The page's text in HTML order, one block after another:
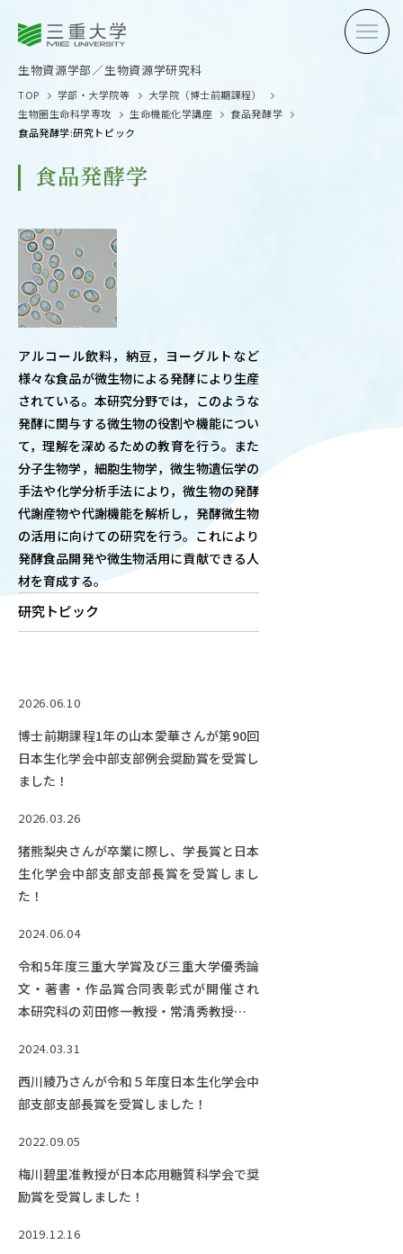
生物資源学部 生物資源学研究科
OUR OPEN
学問探求セミナー
ABOUT
ADMISSION
入試情報
SOCIAL
PAMPHLET
パンフレット
教員一覧
TOP 学部・大学院等
大学院（博士前期課程）
生物圏生命科学専攻
生命機能化学講座
食品発酵学
食品発酵学:研究トピック
食品発酵学
アルコール飲料，納豆，ヨーグルトなど
様々な食品が微生物による発酵により生産
されている。本研究分野では，このような
発酵に関与する微生物の役割や機能につい
て，理解を深めるための教育を行う。また
分子生物学，細胞生物学，微生物遺伝学の
手法や化学分析手法により，微生物の発酵
代謝産物や代謝機能を解析し，発酵微生物
の活用に向けての研究を行う。これにより
発酵食品開発や微生物活用に貢献できる人
材を育成する。
研究トピック
2026.06.10
博士前期課程1年の山本愛華さんが第90回
日本生化学会中部支部例会奨励賞を受賞し
ました！
2026.03.26
猪熊梨央さんが卒業に際し、学長賞と日本
生化学会中部支部支部長賞を受賞しまし
た！
2024.06.04
令和5年度三重大学賞及び三重大学優秀論
文・著書・作品賞合同表彰式が開催され
本研究科の苅田修一教授・常清秀教授らが
た。
2024.03.31
西川綾乃さんが令和５年度日本生化学会中
部支部支部長賞を受賞しました！
2022.09.05
梅川碧里准教授が日本応用糖質科学会で奨
励賞を受賞しました！
2019.12.16